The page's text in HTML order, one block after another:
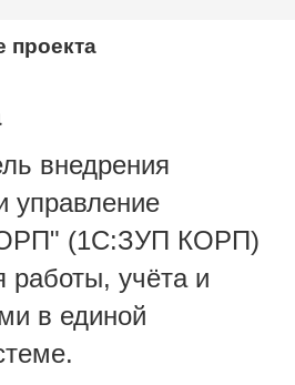
комплекс
проекта
внедрения
управление
(1С:ЗУП КОРП)
работы, учёта и
в единой